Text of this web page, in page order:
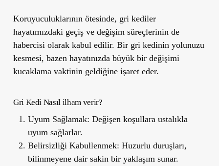
Koruyuculuklarının ötesinde, gri kediler
hayatımızdaki geçiş ve değişim süreçlerinin de
habercisi olarak kabul edilir. Bir gri kedinin yolunuzu
kesmesi, bazen hayatınızda büyük bir değişimi
kucaklama vaktinin geldiğine işaret eder.
Gri Kedi Nasıl ilham verir?
Uyum Sağlamak: Değişen koşullara ustalıkla
uyum sağlarlar.
Belirsizliği Kabullenmek: Huzurlu duruşları,
bilinmeyene dair sakin bir yaklaşım sunar.